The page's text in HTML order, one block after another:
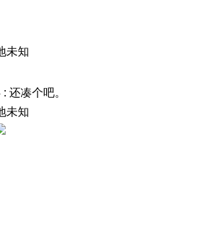
未知
: 还凑个吧。
未知